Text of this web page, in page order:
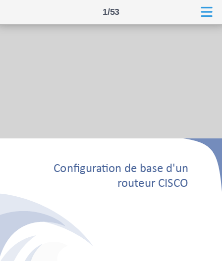
©Hainaut Patrick
Configuration de base d'un
routeur CISCO
1/53